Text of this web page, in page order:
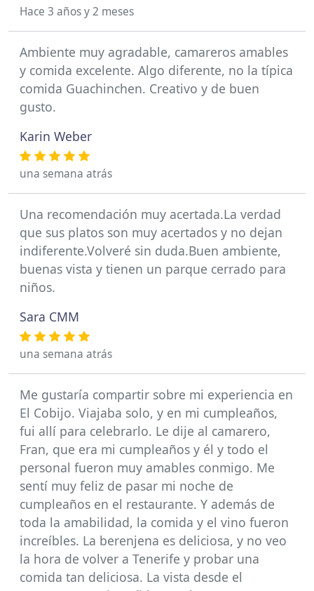
Hace 3 años y 2 meses
Ambiente muy agradable, camareros amables
y comida excelente. Algo diferente, no la típica
comida Guachinchen. Creativo y de buen
gusto.
Karin Weber
una semana atrás
Una recomendación muy acertada.La verdad
que sus platos son muy acertados y no dejan
indiferente.Volveré sin duda.Buen ambiente,
buenas vista y tienen un parque cerrado para
niños.
Sara CMM
una semana atrás
Me gustaría compartir sobre mi experiencia en
El Cobijo. Viajaba solo, y en mi cumpleaños,
fui allí para celebrarlo. Le dije al camarero,
Fran, que era mi cumpleaños y él y todo el
personal fueron muy amables conmigo. Me
sentí muy feliz de pasar mi noche de
cumpleaños en el restaurante. Y además de
toda la amabilidad, la comida y el vino fueron
increíbles. La berenjena es deliciosa, y no veo
la hora de volver a Tenerife y probar una
comida tan deliciosa. La vista desde el